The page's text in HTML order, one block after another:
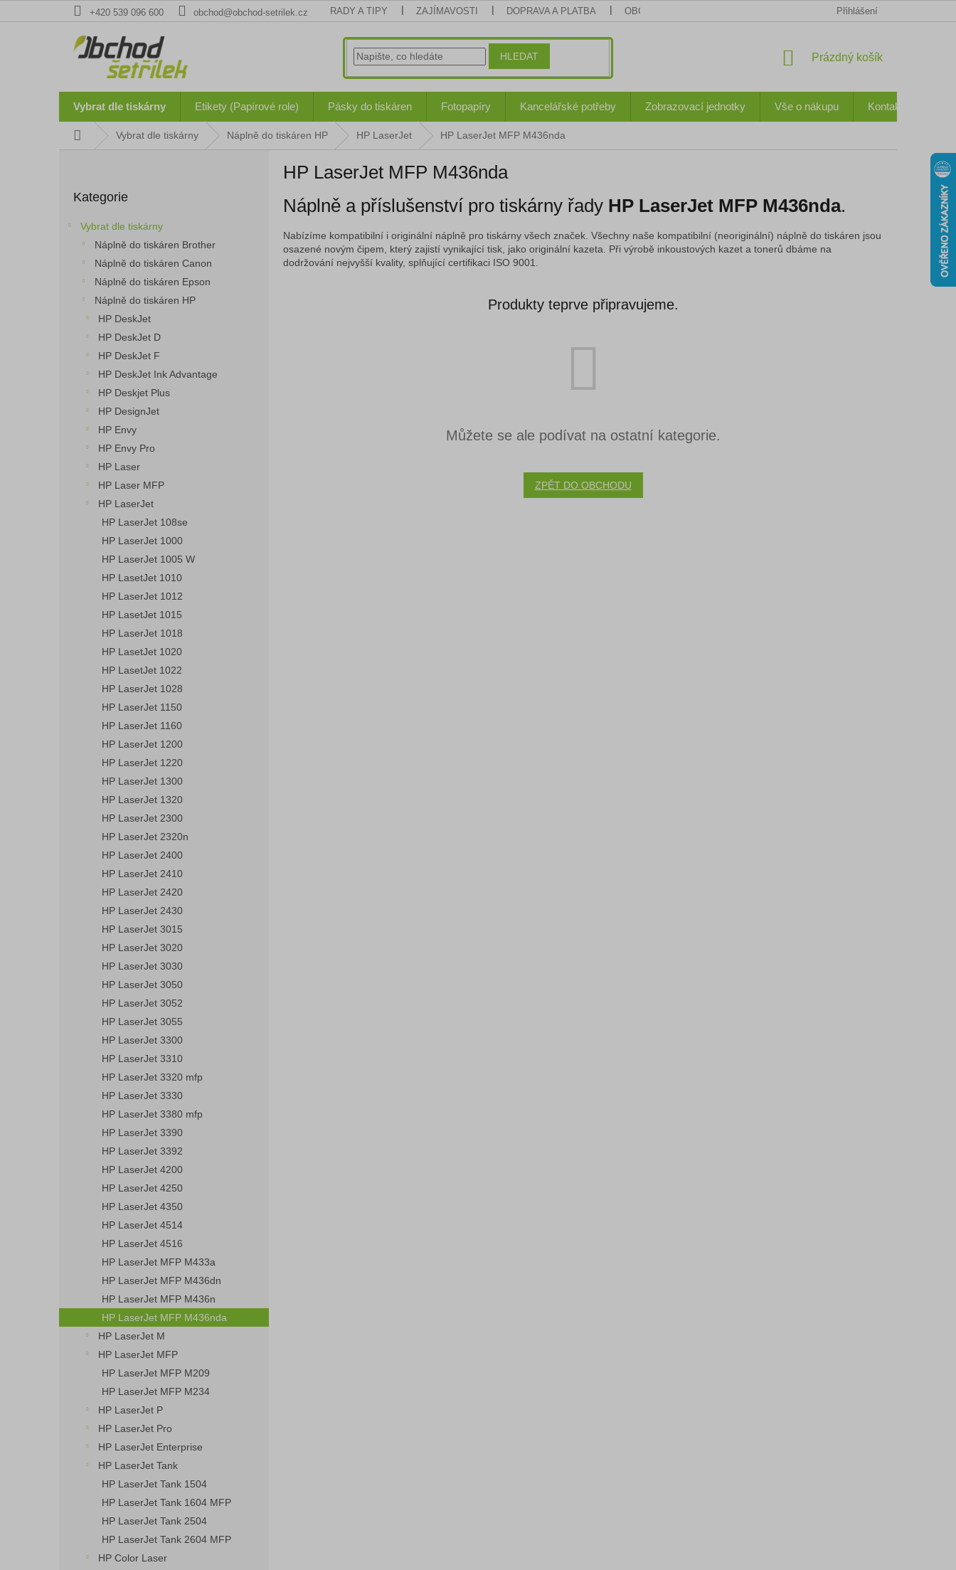
na
+420 539 096 600 obchod@obchod-setrilek.cz RADY A TIPY ZAJÍMAVOSTI DOPRAVA A PLATBA OBCHODNÍ PODMÍNKY OCHRANA OSOBNÍCH
Přihlášení
HLEDAT
NÁKUPNÍ
Prázdný košík
Vybrat dle tiskárny Etikety (Papírové role) Pásky do tiskáren Fotopapíry Kancelářské potřeby Zobrazovací jednotky Vše o nákupu Kontakty
Domů Vybrat dle tiskárny Náplně do tiskáren HP HP LaserJet HP LaserJet MFP M436nda
kategorie
Kategorie
Vybrat dle tiskárny
Náplně do tiskáren Brother
Náplně do tiskáren Canon
Náplně do tiskáren Epson
Náplně do tiskáren HP
HP DeskJet
HP DeskJet D
HP DeskJet F
HP DeskJet Ink Advantage
HP Deskjet Plus
HP DesignJet
HP Envy
HP Envy Pro
HP Laser
HP Laser MFP
HP LaserJet
HP LaserJet 108se
HP LaserJet 1000
HP LaserJet 1005 W
HP LasetJet 1010
HP LaserJet 1012
HP LasetJet 1015
HP LaserJet 1018
HP LasetJet 1020
HP LasetJet 1022
HP LaserJet 1028
HP LaserJet 1150
HP LaserJet 1160
HP LaserJet 1200
HP LaserJet 1220
HP LaserJet 1300
HP LaserJet 1320
HP LaserJet 2300
HP LaserJet 2320n
HP LaserJet 2400
HP LaserJet 2410
HP LaserJet 2420
HP LaserJet 2430
HP LaserJet 3015
HP LaserJet 3020
HP LaserJet 3030
HP LaserJet 3050
HP LaserJet 3052
HP LaserJet 3055
HP LaserJet 3300
HP LaserJet 3310
HP LaserJet 3320 mfp
HP LaserJet 3330
HP LaserJet 3380 mfp
HP LaserJet 3390
HP LaserJet 3392
HP LaserJet 4200
HP LaserJet 4250
HP LaserJet 4350
HP LaserJet 4514
HP LaserJet 4516
HP LaserJet MFP M433a
HP LaserJet MFP M436dn
HP LaserJet MFP M436n
HP LaserJet MFP M436nda
HP LaserJet M
HP LaserJet MFP
HP LaserJet MFP M209
HP LaserJet MFP M234
HP LaserJet P
HP LaserJet Pro
HP LaserJet Enterprise
HP LaserJet Tank
HP LaserJet Tank 1504
HP LaserJet Tank 1604 MFP
HP LaserJet Tank 2504
HP LaserJet Tank 2604 MFP
HP Color Laser
HP LaserJet MFP M436nda
Náplně a příslušenství pro tiskárny řady HP LaserJet MFP M436nda.
Nabízíme kompatibilní i originální náplně pro tiskárny všech značek. Všechny naše kompatibilní (neoriginální) náplně do tiskáren jsou
osazené novým čipem, který zajistí vynikající tisk, jako originální kazeta. Při výrobě inkoustových kazet a tonerů dbáme na
dodržování nejvyšší kvality, splňující certifikaci ISO 9001.
Produkty teprve připravujeme.
Můžete se ale podívat na ostatní kategorie.
ZPĚT DO OBCHODU